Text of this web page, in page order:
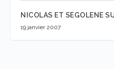
NICOLAS ET SEGOLENE
19 janvier 2007